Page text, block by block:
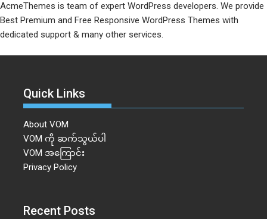
AcmeThemes is team of expert WordPress developers. We provide
Best Premium and Free Responsive WordPress Themes with
dedicated support & many other services.
Quick Links
About VOM
VOM ကို ဆက်သွယ်ပါ
VOM အကြောင်း
Privacy Policy
Recent Posts